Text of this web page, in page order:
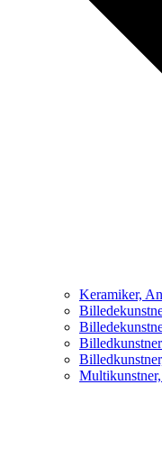
Keramiker,